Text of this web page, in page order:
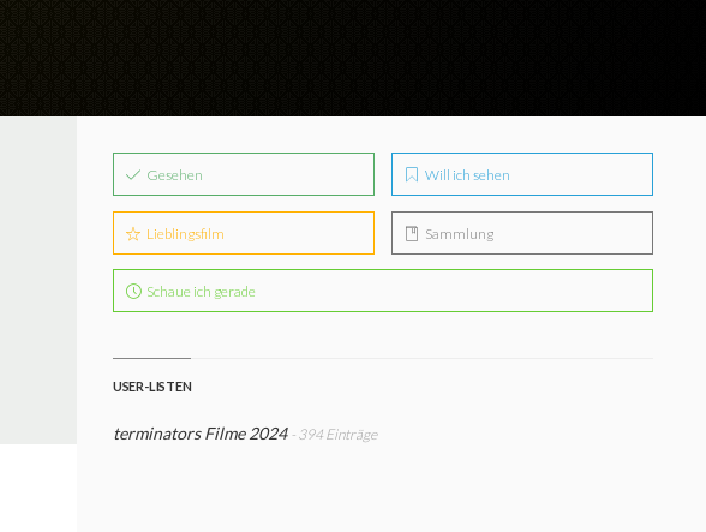
Gesehen Will ich sehen
Lieblingsfilm Sammlung
Schaue ich gerade
USER-LISTEN
terminators Filme 2024 - 394 Einträge